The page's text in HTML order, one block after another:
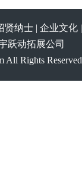
贤纳士 | 企业文化 |
跃动拓展公司
All Rights Reserved